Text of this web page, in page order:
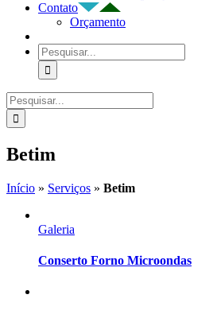
Contato
Orçamento
Buscar
resultados
para:
Buscar
resultados
para:
Betim
Início » Serviços » Betim
Galeria
Conserto Forno Microondas